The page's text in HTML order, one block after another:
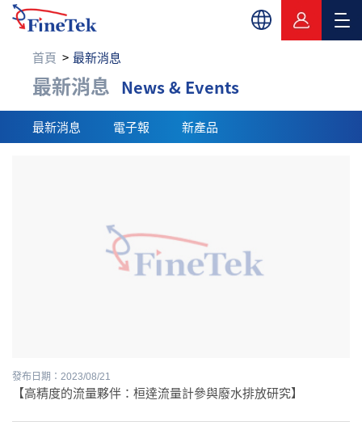
首頁 最新消息
最新消息
最新消息 News & Events
最新消息 電子報 新產品
發布日期：2023/08/21
【高精度的流量夥伴：桓達流量計參與廢水排放研究】